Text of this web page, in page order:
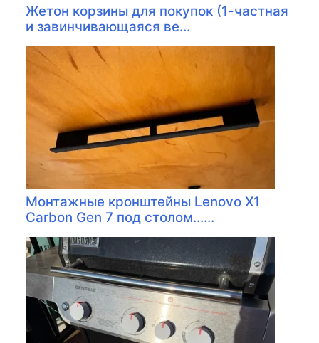
Жетон корзины для покупок (1-частная
и завинчивающаяся ве...
Монтажные кронштейны Lenovo X1
Carbon Gen 7 под столом......